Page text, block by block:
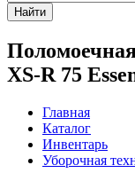
Найти
XS-R 75
Главная
Каталог
Инвентарь
Уборочная